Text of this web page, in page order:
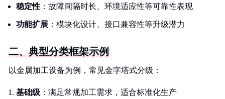
稳定性 ：故障间隔时长、环境适应性等可靠性表现
功能扩展 ：模块化设计、接口兼容性等升级潜力
二、典型分类框架示例
以金属加工设备为例，常见金字塔式分级：
基础级 ：满足常规加工需求，适合标准化生产